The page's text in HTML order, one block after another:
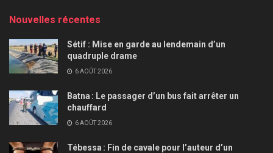
Nouvelles récentes
Sétif : Mise en garde au lendemain d’un
quadruple drame
6 AOÛT 2026
Batna : Le passager d’un bus fait arrêter un
chauffard
6 AOÛT 2026
Tébessa : Fin de cavale pour l’auteur d’un